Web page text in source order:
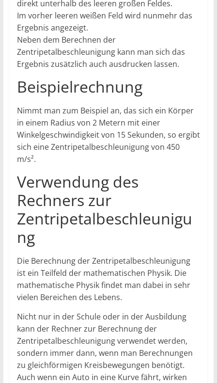
direkt unterhalb des leeren großen Feldes.
Im vorher leeren weißen Feld wird nunmehr das
Ergebnis angezeigt.
Neben dem Berechnen der
Zentripetalbeschleunigung kann man sich das
Ergebnis zusätzlich auch ausdrucken lassen.
Beispielrechnung
Nimmt man zum Beispiel an, das sich ein Körper
in einem Radius von 2 Metern mit einer
Winkelgeschwindigkeit von 15 Sekunden, so ergibt
sich eine Zentripetalbeschleunigung von 450
m/s².
Verwendung des
Rechners zur
Zentripetalbeschleunigu
ng
Die Berechnung der Zentripetalbeschleunigung
ist ein Teilfeld der mathematischen Physik. Die
mathematische Physik findet man dabei in sehr
vielen Bereichen des Lebens.
Nicht nur in der Schule oder in der Ausbildung
kann der Rechner zur Berechnung der
Zentripetalbeschleunigung verwendet werden,
sondern immer dann, wenn man Berechnungen
zu gleichförmigen Kreisbewegungen benötigt.
Auch wenn ein Auto in eine Kurve fährt, wirken